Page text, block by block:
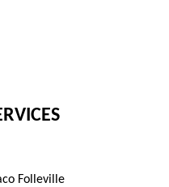
Folleville